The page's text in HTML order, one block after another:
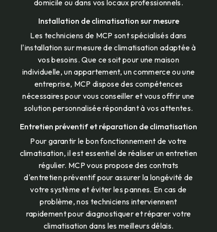
domicile ou dans vos locaux professionnels.
Installation de climatisation sur mesure
Les techniciens de MCP sont spécialisés dans
l'installation sur mesure de climatisation adaptée à
vos besoins. Que ce soit pour une maison
individuelle, un appartement, un commerce ou une
entreprise, MCP dispose des compétences
nécessaires pour vous conseiller et vous offrir une
solution personnalisée répondant à vos attentes.
Entretien préventif et réparation de climatisation
Pour garantir le bon fonctionnement de votre
climatisation, il est essentiel de réaliser un entretien
régulier. MCP vous propose des contrats
d'entretien préventif pour assurer la longévité de
votre système et éviter les pannes. En cas de
problème, nos techniciens interviennent
rapidement pour diagnostiquer et réparer votre
climatisation dans les meilleurs délais.